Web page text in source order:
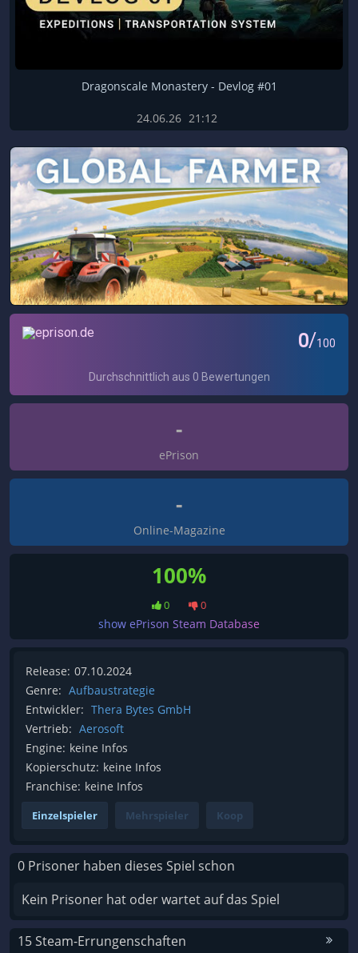
Dragonscale Monastery - Devlog #01
24.06.26 21:12
-
ePrison
-
Online-Magazine
100%
0 0
show ePrison Steam Database
Release: 07.10.2024
Genre: Aufbaustrategie
Entwickler: Thera Bytes GmbH
Vertrieb: Aerosoft
Engine: keine Infos
Kopierschutz: keine Infos
Franchise: keine Infos
Einzelspieler Mehrspieler Koop
0 Prisoner haben dieses Spiel schon
Kein Prisoner hat oder wartet auf das Spiel
15 Steam-Errungenschaften